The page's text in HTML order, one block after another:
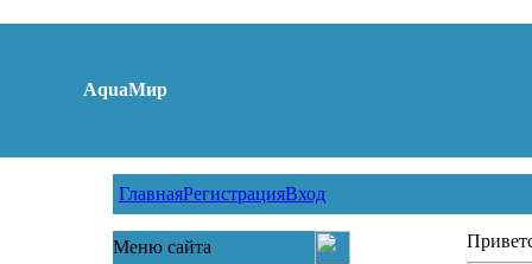
AquaМир
ГлавнаяРегистрацияВход
Меню сайта